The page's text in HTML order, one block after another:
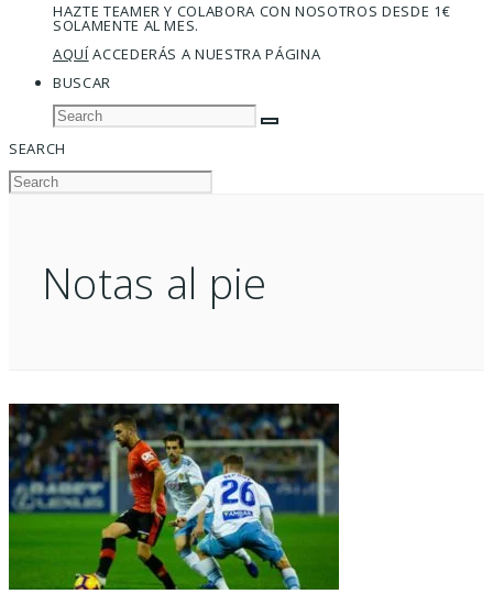
HAZTE TEAMER Y COLABORA CON NOSOTROS DESDE 1€
SOLAMENTE AL MES.
AQUÍACCEDERÁS A NUESTRA PÁGINA
BUSCAR
SEARCH
Notas al pie